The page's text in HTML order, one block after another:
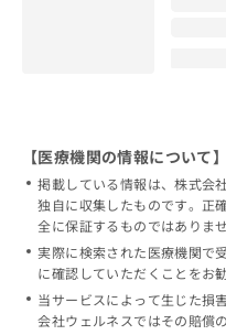
【医療機関の情報について】
掲載している情報は、株式会
独自に収集したものです。正
全に保証するものではありませ
実際に検索された医療機関で
に確認していただくことをお
当サービスによって生じた損
会社ウェルネスではその賠償